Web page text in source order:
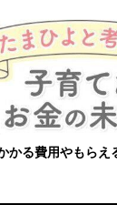
におしゃ見
かる費用やもらえ